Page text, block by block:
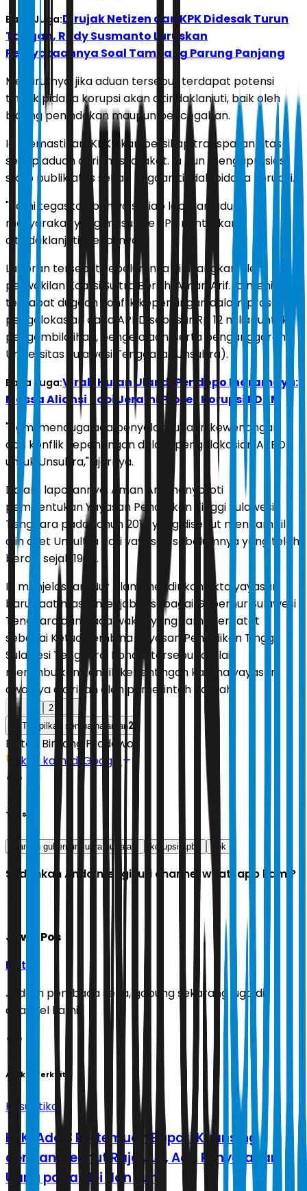
Baca Juga:Dirujak Netizen dan KPK Didesak Turun
Tangan, Rudy Susmanto Luruskan
Pernyataannya Soal Tambang Parung Panjang
Menurutnya, jika aduan tersebut terdapat potensi
tindak pidana korupsi akan ditindaklanjuti, baik oleh
bidang penindakan maupun pencegahan.
Ia memastikan, KPK akan bersikap transparan atas
setiap aduan dari masyarakat. Ia pun mengapresiasi
sikap publik atas setiap dugaan tindak pidana korupsi.
"Kami tegaskan bahwa setiap laporan aduan
masyarakat yang masuk ke KPK nanti akan
ditindaklanjuti," tegasnya.
Laporan tersebut sebelumnya dilayangkan oleh
perwakilan Koalisi Sultra Bersih, Aman Arif. Ia menilai
terdapat dugaan konflik kepentingan dalam proses
pengalokasian dana APBD sebesar Rp 12 miliar untuk
pengambilalihan, pengelolaan, serta penganggaran
Universitas Sulawesi Tenggara (Unsultra).
Baca Juga:Viral! Hujan Ular di Pendopo Indramayu:
Massa Aliansi Topi Jerami Protes Korupsi PDAM
"Kami menduga ada penyalahgunaan kewenangan
dan konflik kepentingan dalam pengalokasian APBD
untuk Unsultra," ujarnya.
Dalam laporannya, Aman Arif menyoroti
pembentukan Yayasan Pendidikan Tinggi Sulawesi
Tenggara pada tahun 2010 yang disebut mengambil
alih aset Unsultra dari yayasan sebelumnya yang telah
berdiri sejak 1967.
Ia menjelaskan, Nur Alam mendirikan akta yayasan
baru saat masih menjabat sebagai Gubernur Sulawesi
Tenggara dan pada waktu yang sama tercatat
sebagai Ketua Pembina Yayasan Pendidikan Tinggi
Sulawesi Tenggara. Kondisi tersebut dinilai
menimbulkan konflik kepentingan karena yayasan
awalnya didirikan oleh pemerintah daerah.
2
Tampilkan semua halaman2
Editor: Bintang Pradewo
Ikuti kami di Google
Tags
mantan gubernur sultra nur alam korupsi apbd kpk
Sudahkah Anda mengikuti channel whatsapp kami?
Jawa Pos
Ikuti
Jadilah pembaca setia, gabung sekarang juga di
channel kami!
Artikel Terkait
Kasuistika
KPK: Ada 3 Pertemuan Bupati Kuansing
dengan Menhut Raja Juli, Ada Penyerahan
Uang pada Mei dan Juni